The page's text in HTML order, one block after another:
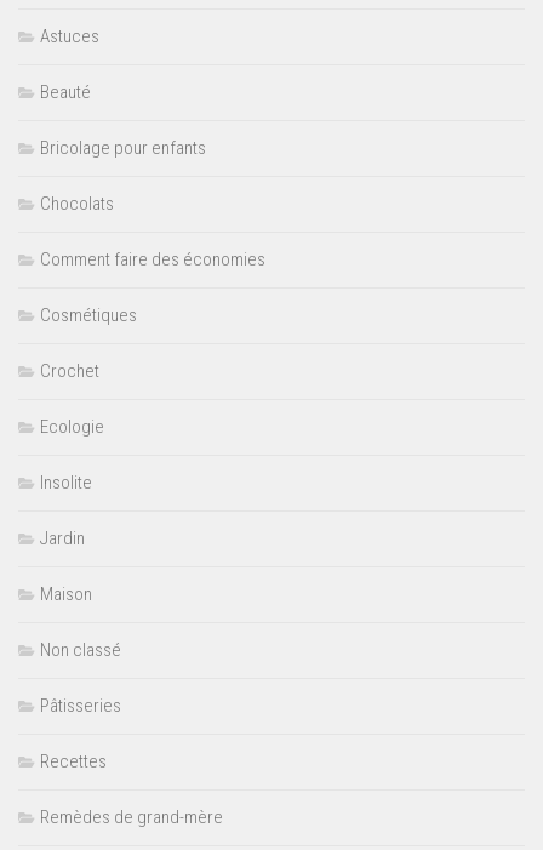
Astuces
Beauté
Bricolage pour enfants
Chocolats
Comment faire des économies
Cosmétiques
Crochet
Ecologie
Insolite
Jardin
Maison
Non classé
Pâtisseries
Recettes
Remèdes de grand-mère